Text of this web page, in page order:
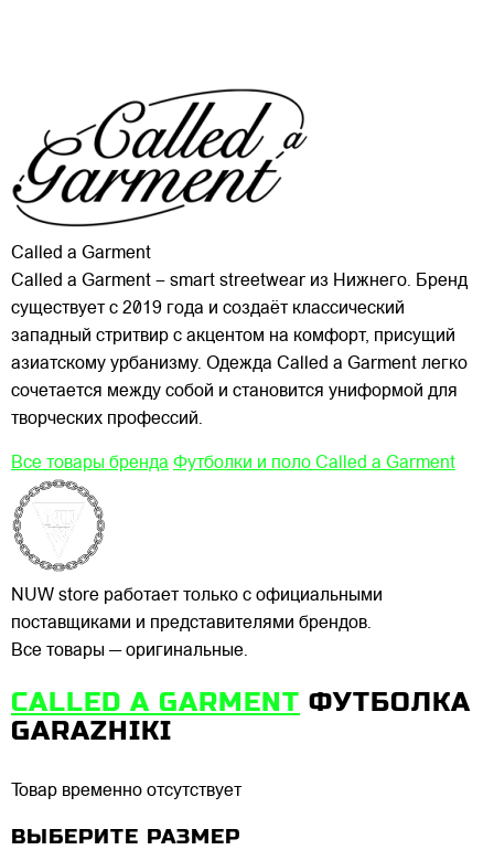
Called a Garment
Called a Garment – smart streetwear из Нижнего. Бренд
существует с 2019 года и создаёт классический
западный стритвир с акцентом на комфорт, присущий
азиатскому урбанизму. Одежда Called a Garment легко
сочетается между собой и становится униформой для
творческих профессий.
Все товары бренда Футболки и поло Called a Garment
NUW store работает только с официальными
поставщиками и представителями брендов.
Все товары — оригинальные.
CALLED A GARMENT ФУТБОЛКА
GARAZHIKI
Товар временно отсутствует
ВЫБЕРИТЕ РАЗМЕР